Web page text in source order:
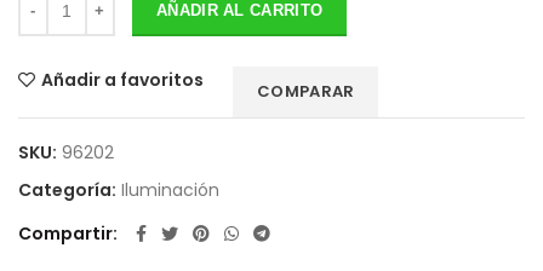
AÑADIR AL CARRITO
Añadir a favoritos COMPARAR
SKU: 96202
Categoría: Iluminación
Compartir